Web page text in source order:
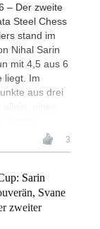
– Der zweite
Steel Chess
stand im
Nihal Sarin
mit 4,5 aus 6
liegt. Im
aus drei
einen
3
Sarin
Svane
zweiter